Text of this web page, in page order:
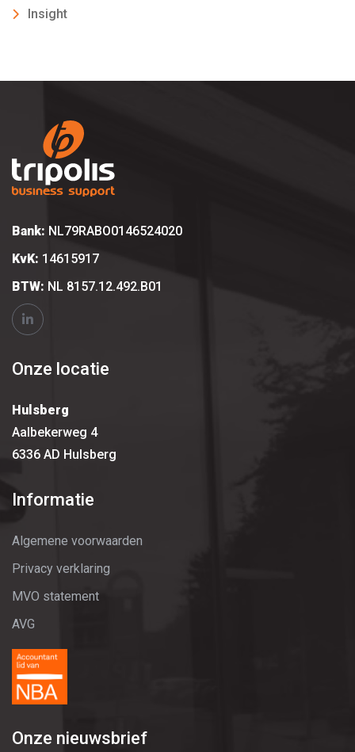
Insight
Bank: NL79RABO0146524020
KvK: 14615917
BTW: NL 8157.12.492.B01
Onze locatie
Hulsberg
Aalbekerweg 4
6336 AD Hulsberg
Informatie
Algemene voorwaarden
Privacy verklaring
MVO statement
AVG
Onze nieuwsbrief